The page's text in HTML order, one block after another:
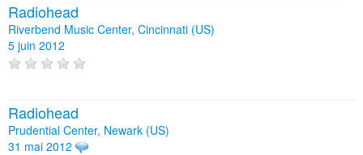
Radiohead
Riverbend Music Center, Cincinnati (US)
5 juin 2012
Radiohead
Prudential Center, Newark (US)
31 mai 2012